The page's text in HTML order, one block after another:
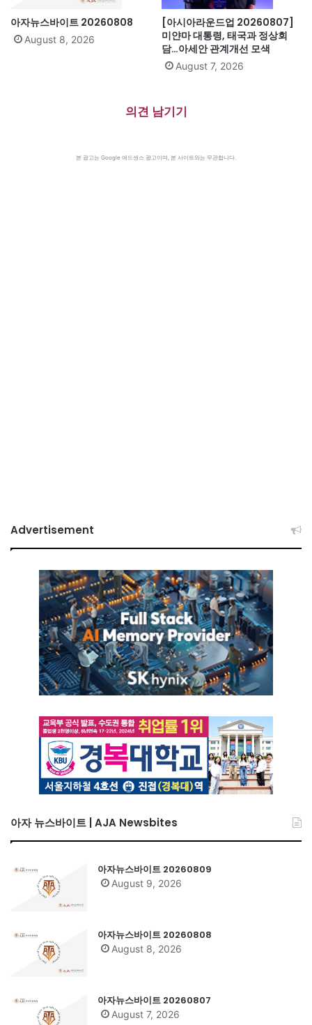
아자뉴스바이트 20260808
August 8, 2026
[아시아라운드업 20260807]
미얀마 대통령, 태국과 정상회
담…아세안 관계개선 모색
August 7, 2026
의견 남기기
본 광고는 Google 애드센스 광고이며, 본 사이트와는 무관합니다.
Advertisement
아자 뉴스바이트 | AJA Newsbites
아자뉴스바이트 20260809
August 9, 2026
아자뉴스바이트 20260808
August 8, 2026
아자뉴스바이트 20260807
August 7, 2026